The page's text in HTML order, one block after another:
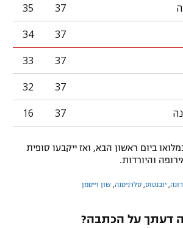
37
35
37
34
37
33
37
32
37
16
ביום ראשון הבא, ואז ייקבעו סופית
והיורדות.
יובנטוס סלרניטנה שון וייסמן
דעתך על הכתבה?